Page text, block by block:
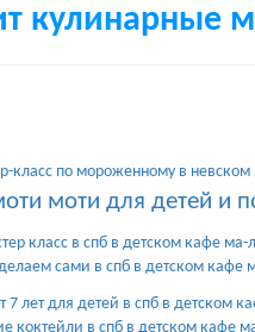
кулинарные